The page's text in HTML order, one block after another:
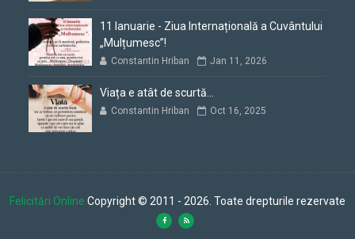
11 Ianuarie - Ziua Internațională a Cuvântului
„Mulțumesc”!
Constantin Hriban Jan 11, 2026
Viața e atât de scurtă...
Constantin Hriban Oct 16, 2025
Felicitări Online Copyright © 2011 - 2026. Toate drepturile rezervate